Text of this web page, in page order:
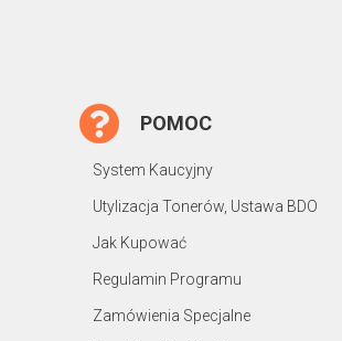
POMOC
System Kaucyjny
Utylizacja Tonerów, Ustawa BDO
Jak Kupować
Regulamin Programu
Zamówienia Specjalne